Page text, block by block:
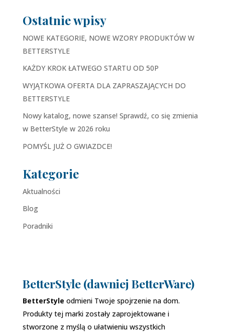
Ostatnie wpisy
NOWE KATEGORIE, NOWE WZORY PRODUKTÓW W
BETTERSTYLE
KAŻDY KROK ŁATWEGO STARTU OD 50P
WYJĄTKOWA OFERTA DLA ZAPRASZAJĄCYCH DO
BETTERSTYLE
Nowy katalog, nowe szanse! Sprawdź, co się zmienia
w BetterStyle w 2026 roku
POMYŚL JUŻ O GWIAZDCE!
Kategorie
Aktualności
Blog
Poradniki
BetterStyle (dawniej BetterWare)
BetterStyle odmieni Twoje spojrzenie na dom.
Produkty tej marki zostały zaprojektowane i
stworzone z myślą o ułatwieniu wszystkich